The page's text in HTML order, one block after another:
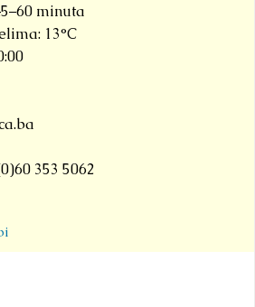
minuta
13°C
353 5062